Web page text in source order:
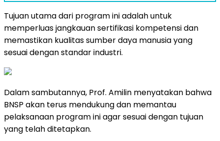
Tujuan utama dari program ini adalah untuk
memperluas jangkauan sertifikasi kompetensi dan
memastikan kualitas sumber daya manusia yang
sesuai dengan standar industri.
Dalam sambutannya, Prof. Amilin menyatakan bahwa
BNSP akan terus mendukung dan memantau
pelaksanaan program ini agar sesuai dengan tujuan
yang telah ditetapkan.